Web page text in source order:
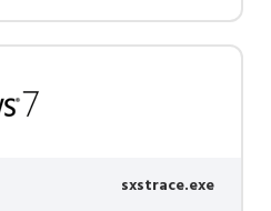
sxstrace.exe